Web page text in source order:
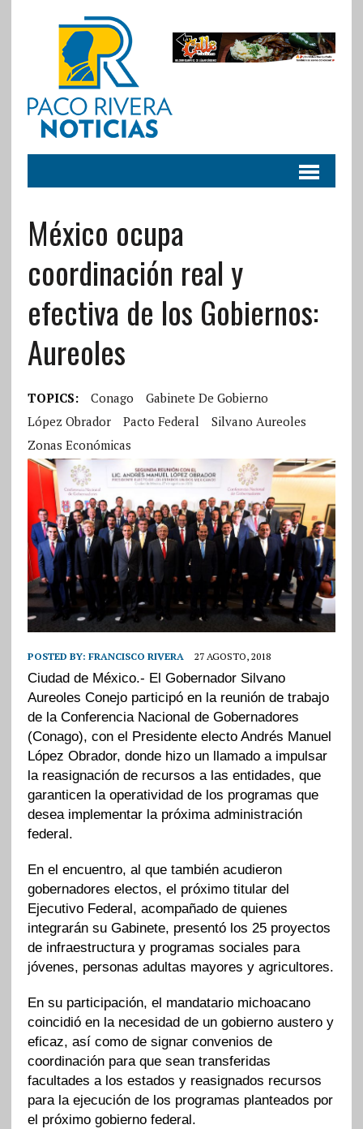
México ocupa
coordinación real y
efectiva de los Gobiernos:
Aureoles
TOPICS: Conago
Gabinete De Gobierno
López Obrador
Pacto Federal
Silvano Aureoles
Zonas Económicas
POSTED BY: FRANCISCO RIVERA 27 AGOSTO, 2018
Ciudad de México.- El Gobernador Silvano
Aureoles Conejo participó en la reunión de trabajo
de la Conferencia Nacional de Gobernadores
(Conago), con el Presidente electo Andrés Manuel
López Obrador, donde hizo un llamado a impulsar
la reasignación de recursos a las entidades, que
garanticen la operatividad de los programas que
desea implementar la próxima administración
federal.
En el encuentro, al que también acudieron
gobernadores electos, el próximo titular del
Ejecutivo Federal, acompañado de quienes
integrarán su Gabinete, presentó los 25 proyectos
de infraestructura y programas sociales para
jóvenes, personas adultas mayores y agricultores.
En su participación, el mandatario michoacano
coincidió en la necesidad de un gobierno austero y
eficaz, así como de signar convenios de
coordinación para que sean transferidas
facultades a los estados y reasignados recursos
para la ejecución de los programas planteados por
el próximo gobierno federal.